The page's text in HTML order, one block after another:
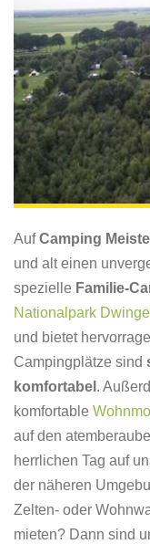
AufCamping
und alt einen
spezielle Familie-
Nationalpark
und bietet
Campingplätze sind
komfortabel .
komfortable
auf den
herrlichen Tag auf
der näheren
Zelten- oder
mieten? Dann sind